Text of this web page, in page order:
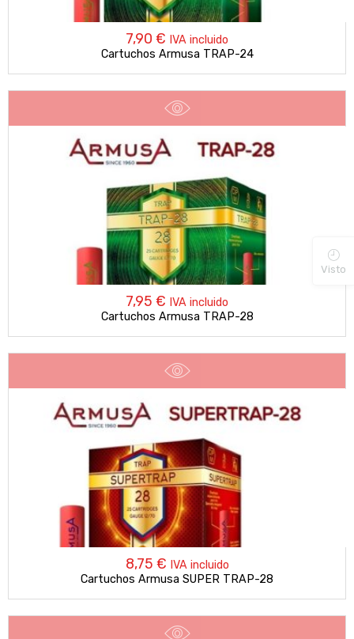
7,90 € IVA incluido
Cartuchos Armusa TRAP-24
7,95 € IVA incluido
Cartuchos Armusa TRAP-28
8,75 € IVA incluido
Cartuchos Armusa SUPER TRAP-28
Visto